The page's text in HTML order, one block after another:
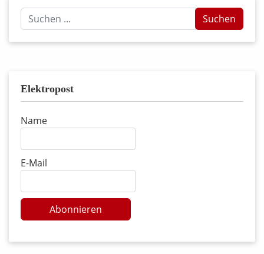
Suchen
...
Suchen
Elektropost
Name
E-Mail
Abonnieren